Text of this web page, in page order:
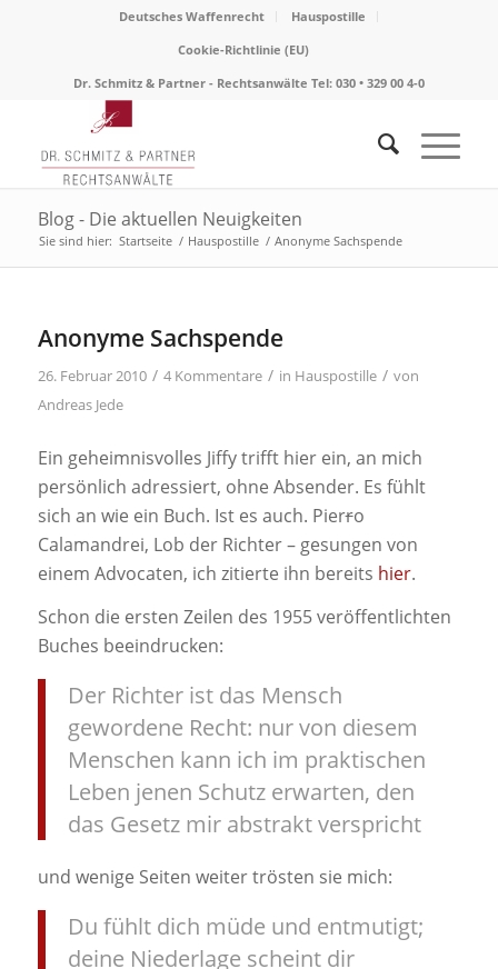
Deutsches Waffenrecht
Hauspostille
Cookie-Richtlinie (EU)
Dr. Schmitz & Partner - Rechtsanwälte Tel: 030 • 329 00 4-0
Blog - Die aktuellen Neuigkeiten
Sie sind hier: Startseite / Hauspostille / Anonyme Sachspende
Anonyme Sachspende
26. Februar 2010 / 4 Kommentare / in Hauspostille / von
Andreas Jede
Ein geheimnisvolles Jiffy trifft hier ein, an mich
persönlich adressiert, ohne Absender. Es fühlt
sich an wie ein Buch. Ist es auch. Pierro
Calamandrei, Lob der Richter – gesungen von
einem Advocaten, ich zitierte ihn bereits hier.
Schon die ersten Zeilen des 1955 veröffentlichten
Buches beeindrucken:
Der Richter ist das Mensch
gewordene Recht: nur von diesem
Menschen kann ich im praktischen
Leben jenen Schutz erwarten, den
das Gesetz mir abstrakt verspricht
und wenige Seiten weiter trösten sie mich:
Du fühlt dich müde und entmutigt;
deine Niederlage scheint dir